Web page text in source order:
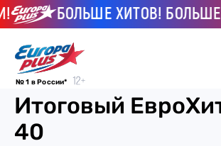
БОЛЬШЕ ХИТОВ! БОЛЬШЕ
№ 1 в России*
Итоговый
40